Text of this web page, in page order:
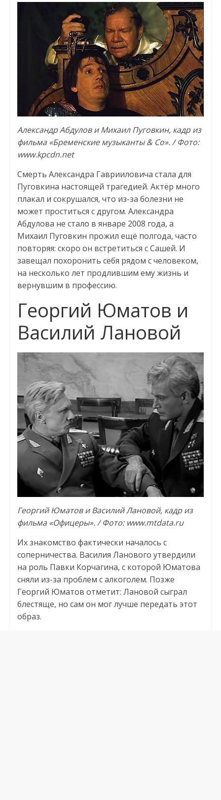
Александр Абдулов и Михаил Пуговкин, кадр из
фильма «Бременские музыканты & Co». / Фото:
www.kpcdn.net
Смерть Александра Гаврииловича стала для
Пуговкина настоящей трагедией. Актёр много
плакал и сокрушался, что из-за болезни не
может проститься с другом. Александра
Абдулова не стало в январе 2008 года, а
Михаил Пуговкин прожил ещё полгода, часто
повторяя: скоро он встретиться с Сашей. И
завещал похоронить себя рядом с человеком,
на несколько лет продлившим ему жизнь и
вернувшим в профессию.
Георгий Юматов и
Василий Лановой
Георгий Юматов и Василий Лановой, кадр из
фильма «Офицеры». / Фото: www.mtdata.ru
Их знакомство фактически началось с
соперничества. Василия Ланового утвердили
на роль Павки Корчагина, с которой Юматова
сняли из-за проблем с алкоголем. Позже
Георгий Юматов отметит: Лановой сыграл
блестяще, но сам он мог лучше передать этот
образ.